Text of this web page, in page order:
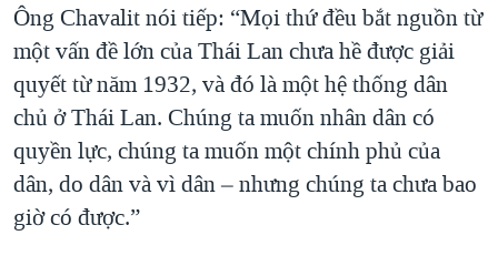
Ông Chavalit nói tiếp: “Mọi thứ đều bắt nguồn từ
một vấn đề lớn của Thái Lan chưa hề được giải
quyết từ năm 1932, và đó là một hệ thống dân
chủ ở Thái Lan. Chúng ta muốn nhân dân có
quyền lực, chúng ta muốn một chính phủ của
dân, do dân và vì dân – nhưng chúng ta chưa bao
giờ có được.”